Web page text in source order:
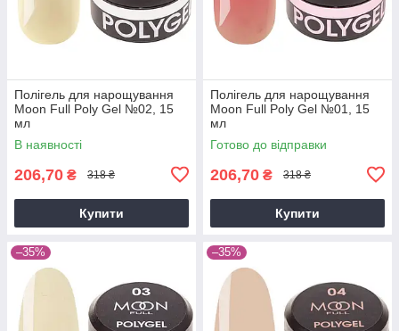
Полігель для нарощування
Moon Full Poly Gel №02, 15
мл
В наявності
206,70 ₴ 318 ₴
Купити
Полігель для нарощування
Moon Full Poly Gel №01, 15
мл
Готово до відправки
206,70 ₴ 318 ₴
Купити
–35% –35%